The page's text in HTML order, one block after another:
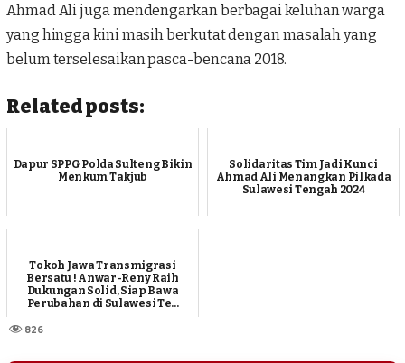
Ahmad Ali juga mendengarkan berbagai keluhan warga
yang hingga kini masih berkutat dengan masalah yang
belum terselesaikan pasca-bencana 2018.
Related posts:
Dapur SPPG Polda Sulteng Bikin
Menkum Takjub
Solidaritas Tim Jadi Kunci
Ahmad Ali Menangkan Pilkada
Sulawesi Tengah 2024
Tokoh Jawa Transmigrasi
Bersatu ! Anwar-Reny Raih
Dukungan Solid, Siap Bawa
Perubahan di Sulawesi Te...
826